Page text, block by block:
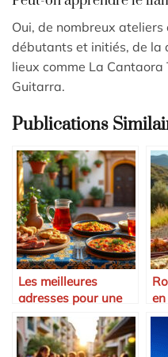
Oui, de nombreux
débutants et initiés, de la
lieux comme La Cantaora
Guitarra.
Publications
Les meilleures
adresses pour une
expérience culinaire
andalouse